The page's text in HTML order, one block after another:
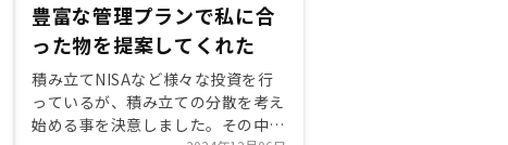
豊富な管理プランで私に合
った物を提案してくれた
積み立てNISAなど様々な投資を行
っているが、積み立ての分散を考え
始める事を決意しました。その中で